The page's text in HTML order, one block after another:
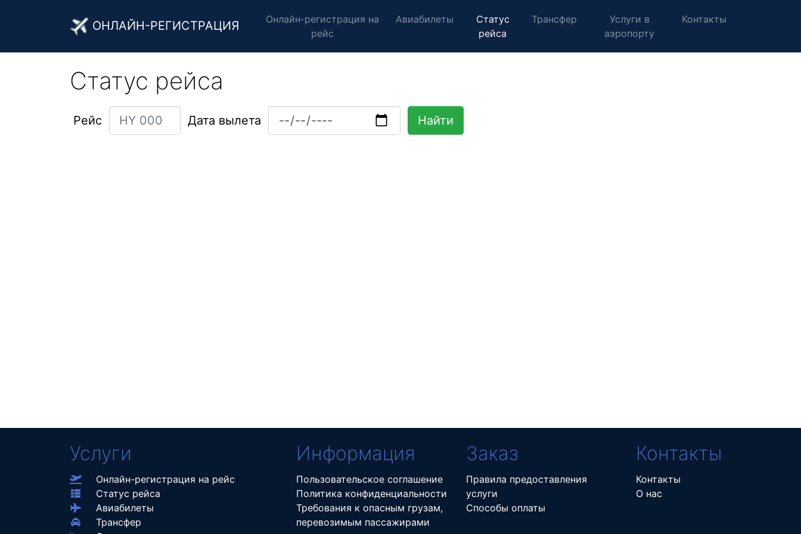
ОНЛАЙН-РЕГИСТРАЦИЯ
Онлайн-регистрация на
рейс
Авиабилеты
Статус
рейса
Трансфер
Услуги в
аэропорту
Контакты
Статус рейса
Рейс Дата вылета
Услуги
Онлайн-регистрация на рейс
Статус рейса
Авиабилеты
Трансфер
Информация
Пользовательское соглашение
Политика конфиденциальности
Требования к опасным грузам,
перевозимым пассажирами
Заказ
Правила предоставления
услуги
Способы оплаты
Контакты
Контакты
О нас